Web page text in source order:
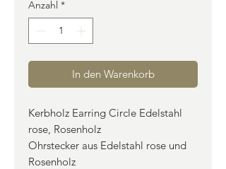
Anzahl *
In den Warenkorb
Kerbholz Earring Circle Edelstahl
rose, Rosenholz
Ohrstecker aus Edelstahl rose und
Rosenholz